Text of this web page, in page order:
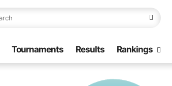
Tournaments Results Rankings